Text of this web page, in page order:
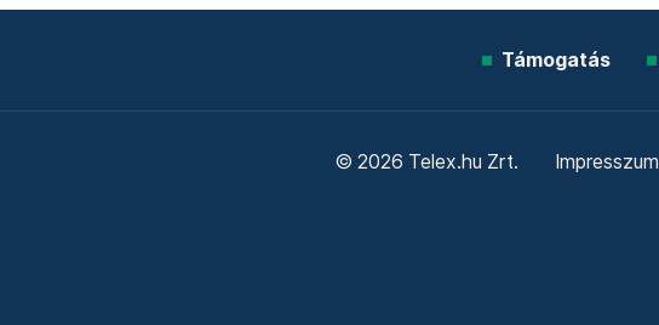
Támogatás
© 2026 Telex.hu Zrt. Impresszum